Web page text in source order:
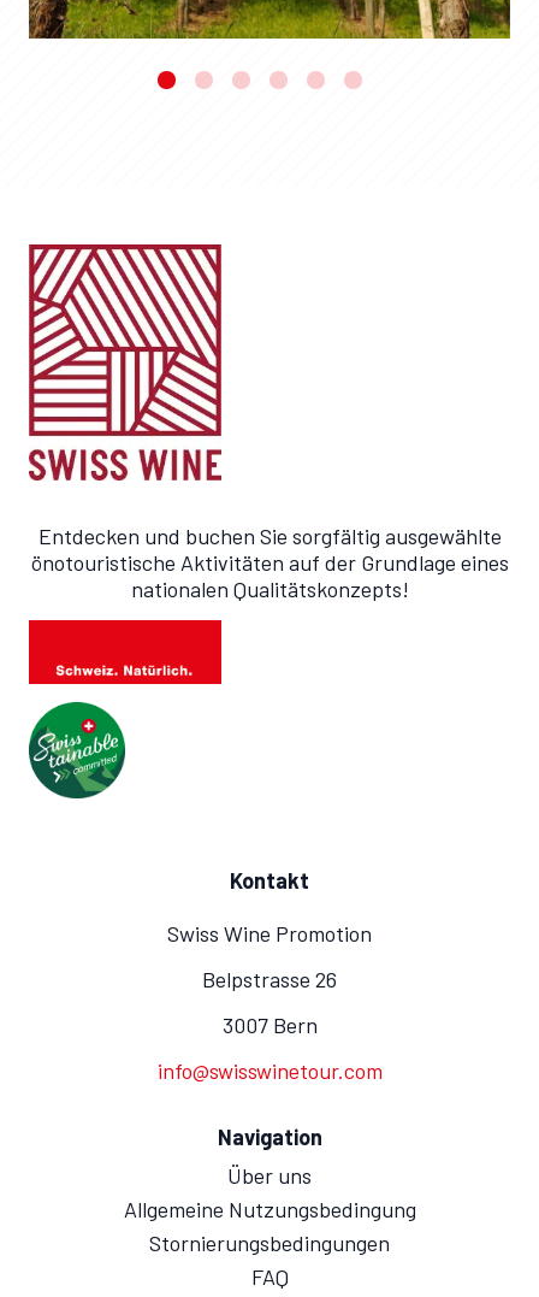
Entdecken und buchen Sie sorgfältig ausgewählte
önotouristische Aktivitäten auf der Grundlage eines
nationalen Qualitätskonzepts!
Kontakt
Swiss Wine Promotion
Belpstrasse 26
3007 Bern
info@swisswinetour.com
Navigation
Über uns
Allgemeine Nutzungsbedingung
Stornierungsbedingungen
FAQ